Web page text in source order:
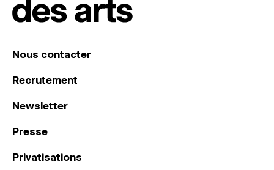
Nous contacter
Recrutement
Newsletter
Presse
Privatisations